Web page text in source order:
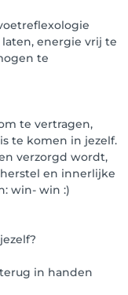
energie vrij te
te
te vertragen,
te komen in jezelf.
verzorgd wordt,
en innerlijke
win- win :)
in handen